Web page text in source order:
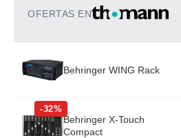
OFERTAS EN
Behringer WING Rack
-32%
Behringer X-Touch
Compact